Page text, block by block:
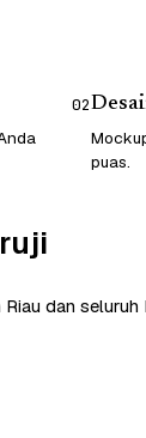
02
puas.
dan seluruh